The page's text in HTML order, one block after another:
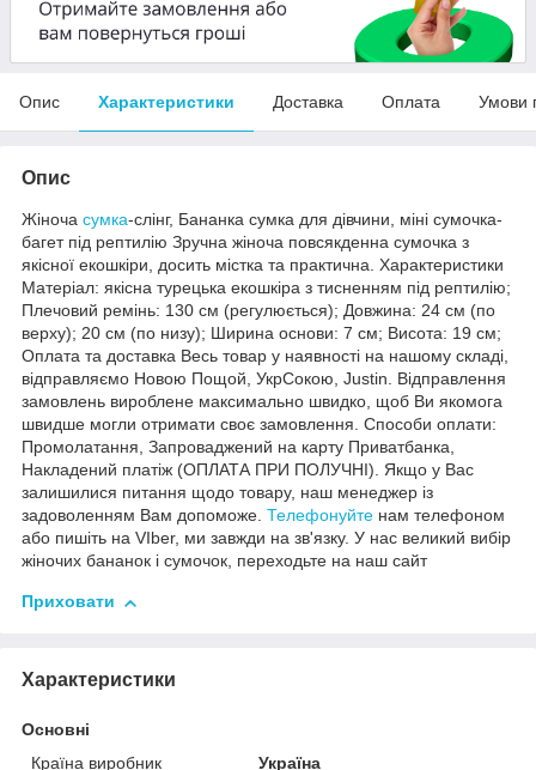
Опис Характеристики Доставка Оплата Умови
Опис
Жіноча сумка-слінг, Бананка сумка для дівчини, міні сумочка-
багет під рептилію Зручна жіноча повсякденна сумочка з
якісної екошкіри, досить містка та практична. Характеристики
Матеріал: якісна турецька екошкіра з тисненням під рептилію;
Плечовий ремінь: 130 см (регулюється); Довжина: 24 см (по
верху); 20 см (по низу); Ширина основи: 7 см; Висота: 19 см;
Оплата та доставка Весь товар у наявності на нашому складі,
відправляємо Новою Пощой, УкрСокою, Justin. Відправлення
замовлень вироблене максимально швидко, щоб Ви якомога
швидше могли отримати своє замовлення. Способи оплати:
Промолатання, Запроваджений на карту Приватбанка,
Накладений платіж (ОПЛАТА ПРИ ПОЛУЧНІ). Якщо у Вас
залишилися питання щодо товару, наш менеджер із
задоволенням Вам допоможе. Телефонуйте нам телефоном
або пишіть на VIber, ми завжди на зв'язку. У нас великий вибір
жіночих бананок і сумочок, переходьте на наш сайт
Приховати
Характеристики
Основні
Країна виробник
Україна